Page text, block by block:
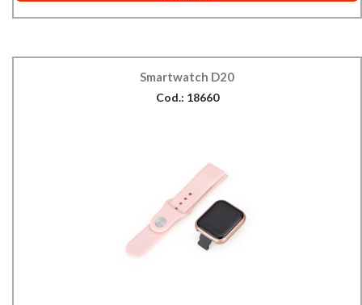
Smartwatch D20
Cod.: 18660